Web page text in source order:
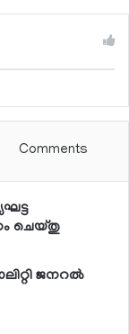
Comments
ചെയ്തു
ജനറല്‍